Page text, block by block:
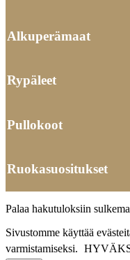
Alkuperämaat
Rypäleet
Pullokoot
Ruokasuositukset
Palaa hakutuloksiin
Sivustomme käyttää
varmistamiseksi.